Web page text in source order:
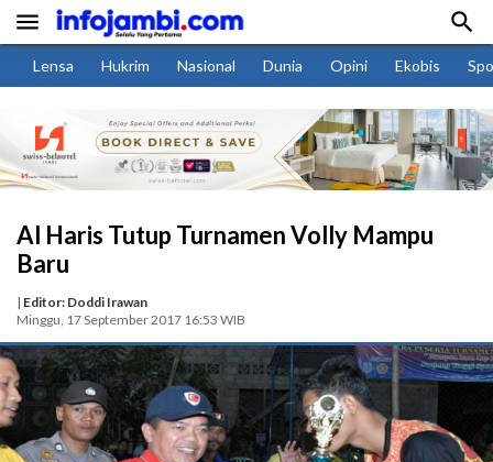
 
Lensa Hukrim Nasional Dunia Opini Ekobis
Al Haris Tutup Turnamen Volly Mampu
Baru
| Editor: Doddi Irawan
Minggu, 17 September 2017 16:53 WIB